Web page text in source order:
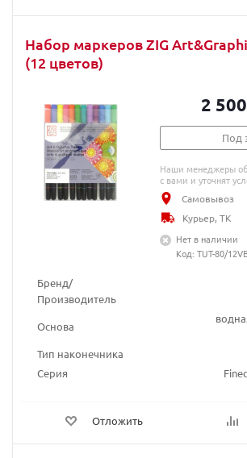
Набор маркеров ZIG
(12 цветов)
Бренд/
Производитель
Основа
Тип наконечника
Серия
Отложить
2
Под
Наши менеджеры
с вами и уточнят
Самовывоз
Курьер, ТК
Нет в наличии
Код: TUT-80/